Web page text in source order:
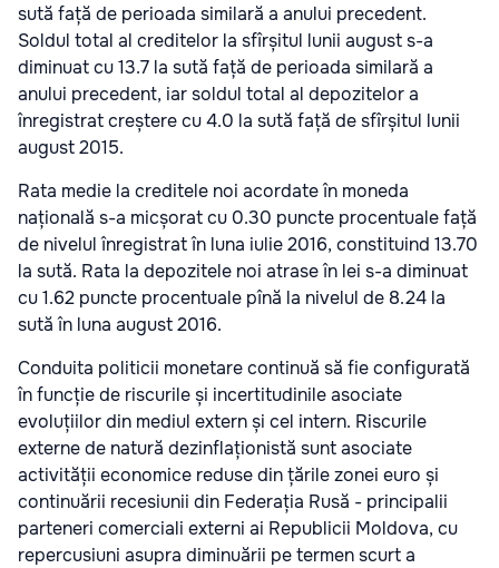
sută față de perioada similară a anului precedent.
Soldul total al creditelor la sfîrșitul lunii august s-a
diminuat cu 13.7 la sută față de perioada similară a
anului precedent, iar soldul total al depozitelor a
înregistrat creștere cu 4.0 la sută față de sfîrșitul lunii
august 2015.
Rata medie la creditele noi acordate în moneda
națională s-a micșorat cu 0.30 puncte procentuale față
de nivelul înregistrat în luna iulie 2016, constituind 13.70
la sută. Rata la depozitele noi atrase în lei s-a diminuat
cu 1.62 puncte procentuale pînă la nivelul de 8.24 la
sută în luna august 2016.
Conduita politicii monetare continuă să fie configurată
în funcție de riscurile și incertitudinile asociate
evoluțiilor din mediul extern și cel intern. Riscurile
externe de natură dezinflaționistă sunt asociate
activității economice reduse din țările zonei euro și
continuării recesiunii din Federația Rusă - principalii
parteneri comerciali externi ai Republicii Moldova, cu
repercusiuni asupra diminuării pe termen scurt a